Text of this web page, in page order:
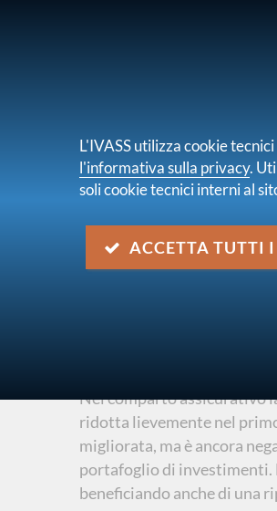
Nel comparto assicurativo
ridotta lievemente nel
migliorata, ma è ancora
portafoglio di investimenti.
beneficiando anche di una
L'IVASS utilizza cookie
l'informativa sulla privacy.
soli cookie tecnici interni al
ACCETTA TUTTI